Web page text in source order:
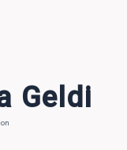
Geldi